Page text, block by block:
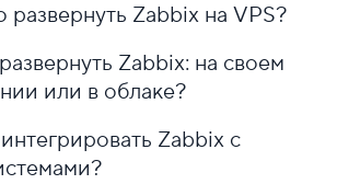
развернуть Zabbix на VPS?
Zabbix: на своем
или в облаке?
Zabbix с